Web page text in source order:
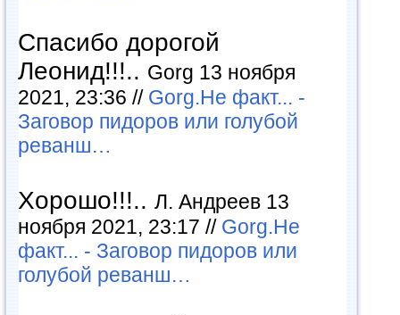
Спасибо дорогой
Леонид!!!.. Gorg 13 ноября
2021, 23:36 // Gorg.Не факт... -
Заговор пидоров или голубой
реванш…
Хорошо!!!.. Л. Андреев 13
ноября 2021, 23:17 // Gorg.Не
факт... - Заговор пидоров или
голубой реванш…